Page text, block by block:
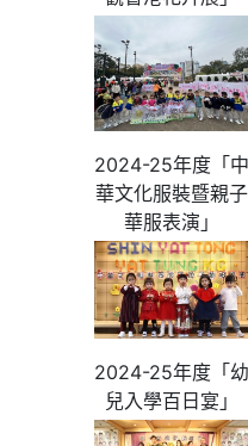
2024-25年度「中
華文化服裝暨親子
華服表演」
2024-25年度「幼
兒入學百日宴」